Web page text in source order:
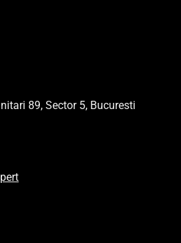
89, Sector 5, Bucuresti